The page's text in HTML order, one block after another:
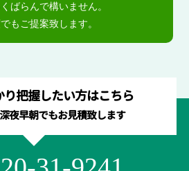
ばらんで構いません。
もご提案致します。
り把握したい方はこちら
夜早朝でもお見積致します